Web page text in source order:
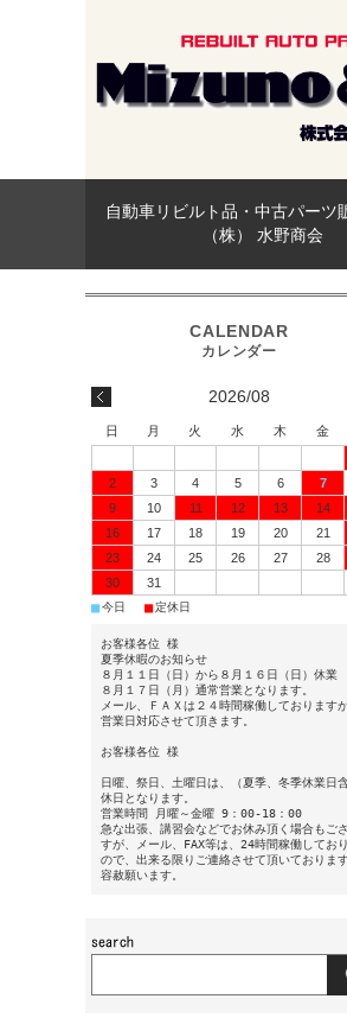
自動車リビルト品・中古パーツ
（株） 水野商会
2026/08
日 月 火 水 木 金
2
3 4 5 6 7
9
10 11 12 13 14
16
17 18 19 20 21
23
24 25 26 27 28
30
31
■今日 ■定休日
お客様各位 様
夏季休暇のお知らせ
８月１１日（日）から８月１６日（日）休業
８月１７日（月）通常営業となります。
メール、ＦＡＸは２４時間稼働しております
営業日対応させて頂きます。
お客様各位 様
日曜、祭日、土曜日は、（夏季、冬季休業日
休日となります。
営業時間 月曜～金曜 9：00-18：00
急な出張、講習会などでお休み頂く場合もご
すが、メール、FAX等は、24時間稼働してお
ので、出来る限りご連絡させて頂いておりま
容赦願います。